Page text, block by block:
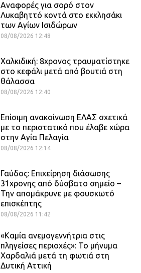
Αναφορές για σορό στον
Λυκαβηττό κοντά στο εκκλησάκι
των Αγίων Ισιδώρων
08/08/2026 12:48
Χαλκιδική: 8χρονος τραυματίστηκε
στο κεφάλι μετά από βουτιά στη
θάλασσα
08/08/2026 12:40
Επίσιμη ανακοίνωση ΕΛΑΣ σχετικά
με το περιστατικό που έλαβε χώρα
στην Αγία Πελαγία
08/08/2026 12:14
Γαύδος: Επιχείρηση διάσωσης
31χρονης από δύσβατο σημείο –
Την απομάκρυνε με φουσκωτό
επισκέπτης
08/08/2026 11:42
«Καμία ανεμογεννήτρια στις
πληγείσες περιοχές»: Το μήνυμα
Χαρδαλιά μετά τη φωτιά στη
Δυτική Αττική